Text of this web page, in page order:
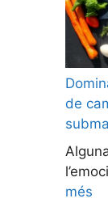
de
més